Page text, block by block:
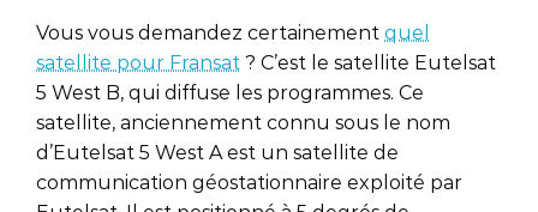
Vous vous demandez certainement quel
satellite pour Fransat ? C’est le satellite Eutelsat
5 West B, qui diffuse les programmes. Ce
satellite, anciennement connu sous le nom
d’Eutelsat 5 West A est un satellite de
communication géostationnaire exploité par